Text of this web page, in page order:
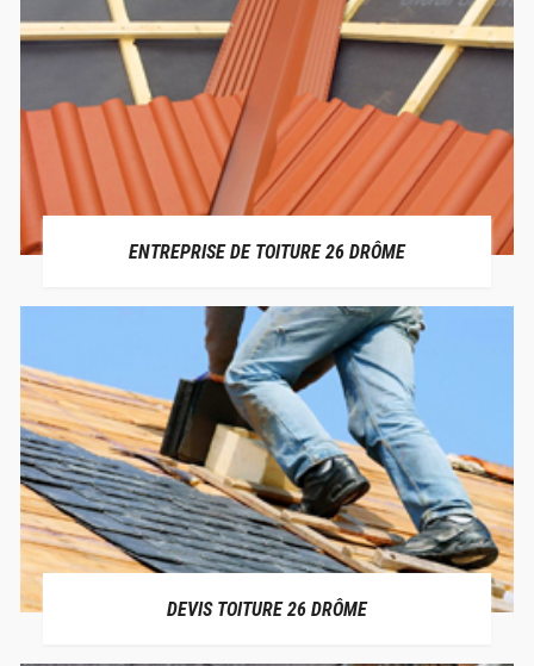
ENTREPRISE DE TOITURE 26 DRÔME
DEVIS TOITURE 26 DRÔME